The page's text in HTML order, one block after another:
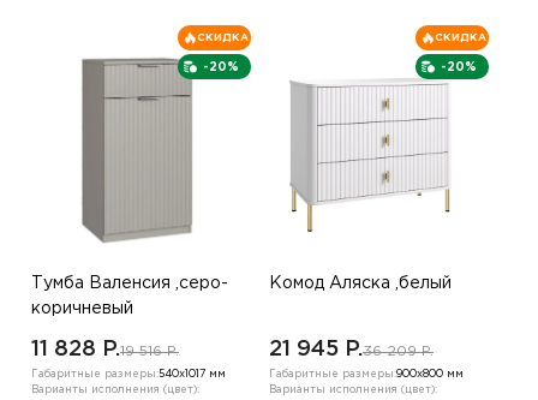
-20%
СКИДКА
Тумба Валенсия ,серо-
коричневый
11 828 P.19 516 P.
Габаритные размеры:540х1017 мм
Варианты исполнения (цвет):
-20%
СКИДКА
Комод Аляска ,белый
21 945 P.36 209 P.
Габаритные размеры:900х800 мм
Варианты исполнения (цвет):